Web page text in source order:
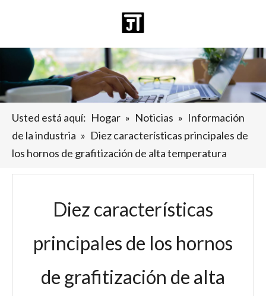
Deutsch
Pусский
العربية
Usted está aquí: Hogar » Noticias » Información
de la industria » Diez características principales de
los hornos de grafitización de alta temperatura
Diez características
principales de los hornos
de grafitización de alta